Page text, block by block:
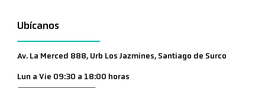
Ubícanos
Av. La Merced 888, Urb Los Jazmines, Santiago de Surco
Lun a Vie 09:30 a 18:00 horas